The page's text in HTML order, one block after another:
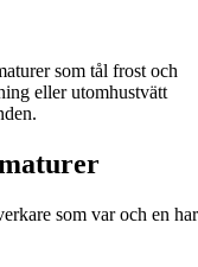
som tål frost och
eller utomhustvätt
som var och en har